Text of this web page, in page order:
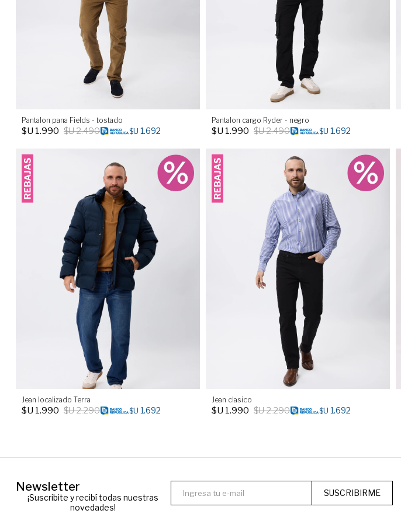
Pantalon pana Fields - tostado
$U 1.990 $U2.490 $U 1.692
Pantalon cargo Ryder - negro
$U 1.990 $U2.490 $U 1.692
Jean localizado Terra
$U 1.990 $U2.290 $U 1.692
Jean clasico
$U 1.990 $U2.290 $U 1.692
Newsletter
¡Suscribite y recibí todas nuestras
novedades!
SUSCRIBIRME